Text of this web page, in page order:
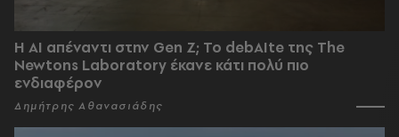
Η AI απέναντι στην Gen Z; Το debAIte της The
Newtons Laboratory έκανε κάτι πολύ πιο
ενδιαφέρον
Δημήτρης Αθανασιάδης